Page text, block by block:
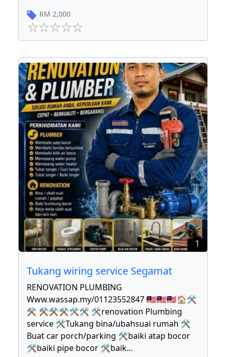
RM 2,000
1
Tukang wiring service Segamat
RENOVATION PLUMBING
Www.wassap.my/01123552847 🇲🇾🇲🇾🇲🇾🏠🛠
⚒ ⚒⚒⚒🛠🛠 🛠renovation Plumbing
service 🛠Tukang bina/ubahsuai rumah 🛠
Buat car porch/parking 🛠baiki atap bocor
🛠baiki pipe bocor 🛠baik...